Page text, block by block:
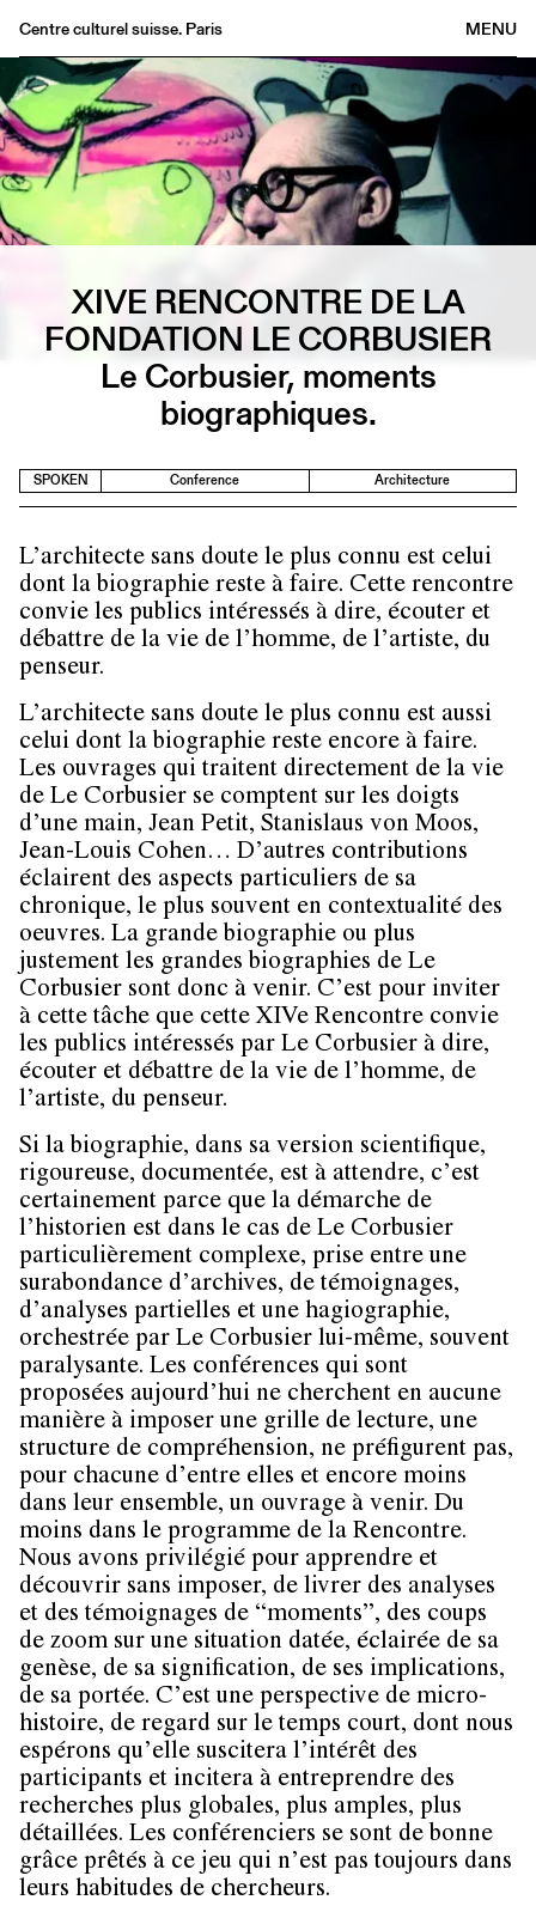
MENU
Centre culturel suisse. Paris
Agenda
Bookshop
Buvette
Archives
Medias
/EN
XIVE RENCONTRE DE LA
FONDATION LE CORBUSIER
Le Corbusier, moments
biographiques.
SPOKEN Conference Architecture
L’architecte sans doute le plus connu est celui
dont la biographie reste à faire. Cette rencontre
convie les publics intéressés à dire, écouter et
débattre de la vie de l’homme, de l’artiste, du
penseur.
L’architecte sans doute le plus connu est aussi
celui dont la biographie reste encore à faire.
Les ouvrages qui traitent directement de la vie
de Le Corbusier se comptent sur les doigts
d’une main, Jean Petit, Stanislaus von Moos,
Jean-Louis Cohen… D’autres contributions
éclairent des aspects particuliers de sa
chronique, le plus souvent en contextualité des
oeuvres. La grande biographie ou plus
justement les grandes biographies de Le
Corbusier sont donc à venir. C’est pour inviter
à cette tâche que cette XIVe Rencontre convie
les publics intéressés par Le Corbusier à dire,
écouter et débattre de la vie de l’homme, de
l’artiste, du penseur.
Si la biographie, dans sa version scientifique,
rigoureuse, documentée, est à attendre, c’est
certainement parce que la démarche de
l’historien est dans le cas de Le Corbusier
particulièrement complexe, prise entre une
surabondance d’archives, de témoignages,
d’analyses partielles et une hagiographie,
orchestrée par Le Corbusier lui-même, souvent
paralysante. Les conférences qui sont
proposées aujourd’hui ne cherchent en aucune
manière à imposer une grille de lecture, une
structure de compréhension, ne préfigurent pas,
pour chacune d’entre elles et encore moins
dans leur ensemble, un ouvrage à venir. Du
moins dans le programme de la Rencontre.
Nous avons privilégié pour apprendre et
découvrir sans imposer, de livrer des analyses
et des témoignages de “moments”, des coups
de zoom sur une situation datée, éclairée de sa
genèse, de sa signification, de ses implications,
de sa portée. C’est une perspective de micro-
histoire, de regard sur le temps court, dont nous
espérons qu’elle suscitera l’intérêt des
participants et incitera à entreprendre des
recherches plus globales, plus amples, plus
détaillées. Les conférenciers se sont de bonne
grâce prêtés à ce jeu qui n’est pas toujours dans
leurs habitudes de chercheurs.